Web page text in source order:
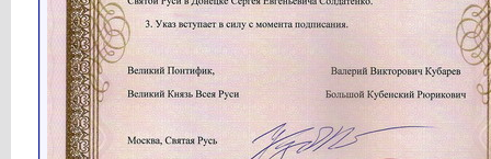
Кубарев
Имперский вестник № 23...
Кубарев
Пророк Мухаммед (36:26)...
Кубарев
Русский каганат (819–882)...
Кубарев Имперский вестник № 24... 08.11.2020,
18:02
Кубарев Рюрик (822-882) (32:47) ... 11.11.2020,18:20
Кубарев
Имперский вестник № 25... 15.11.2020,
15:16
Кубарев Вещий Олег (845–912) (27:33)...16.11.2020,
12:21